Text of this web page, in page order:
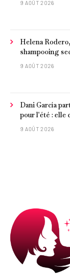
9 AOÛT 2026
Helena
shampooing
pointes, est
9 AOÛT 2026
Dani García
pour l'été : elle
concombre et
9 AOÛT 2026